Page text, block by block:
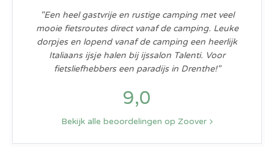
"Een heel gastvrije en rustige camping met veel
mooie fietsroutes direct vanaf de camping. Leuke
dorpjes en lopend vanaf de camping een heerlijk
Italiaans ijsje halen bij ijssalon Talenti. Voor
fietsliefhebbers een paradijs in Drenthe!"
9,0
Bekijk alle beoordelingen op Zoover